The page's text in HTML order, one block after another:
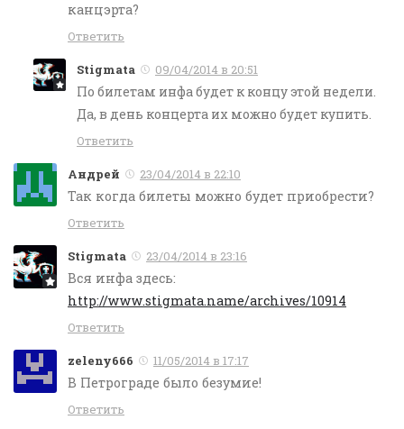
канцэрта?
Ответить
Stigmata 09/04/2014 в 20:51
По билетам инфа будет к концу этой недели.
Да, в день концерта их можно будет купить.
Ответить
Андрей 23/04/2014 в 22:10
Так когда билеты можно будет приобрести?
Ответить
Stigmata 23/04/2014 в 23:16
Вся инфа здесь:
http://www.stigmata.name/archives/10914
Ответить
zeleny666 11/05/2014 в 17:17
В Петрограде было безумие!
Ответить